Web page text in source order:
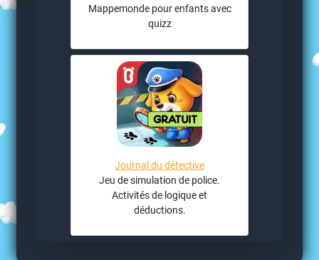
Mappemonde pour enfants avec
quizz
Journal du détective
Jeu de simulation de police.
Activités de logique et
déductions.